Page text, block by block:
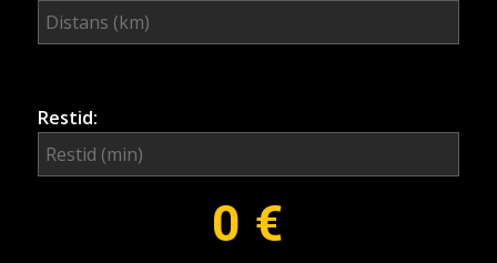
Restid:
0 €